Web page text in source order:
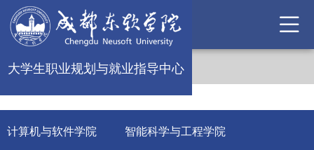
大学生职业规划与就业指导中心
计算机与软件学院 智能科学与工程学院